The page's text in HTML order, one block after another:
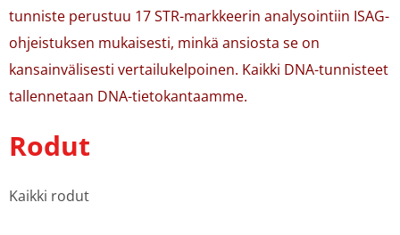
tunniste perustuu 17 STR-markkeerin analysointiin ISAG-
ohjeistuksen mukaisesti, minkä ansiosta se on
kansainvälisesti vertailukelpoinen. Kaikki DNA-tunnisteet
tallennetaan DNA-tietokantaamme.
Rodut
Kaikki rodut